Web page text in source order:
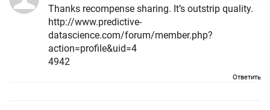
Thanks recompense sharing. It’s outstrip quality.
http://www.predictive-
datascience.com/forum/member.php?
action=profile&uid=4
4942
Ответить